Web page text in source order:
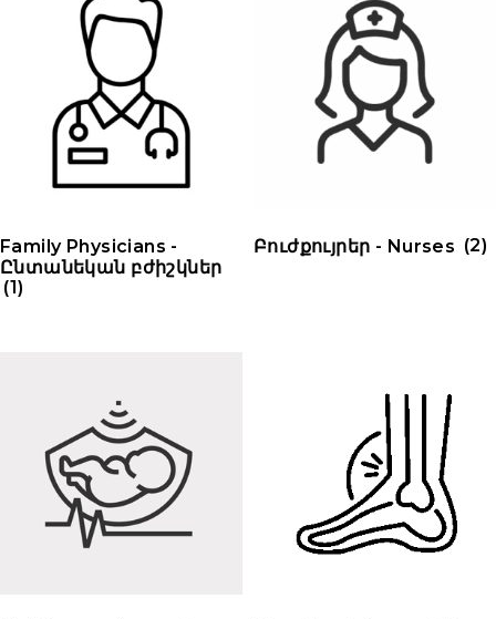
Family Physicians -
Ընտանեկան բժիշկներ
(1)
Բուժքույրեր - Nurses (2)